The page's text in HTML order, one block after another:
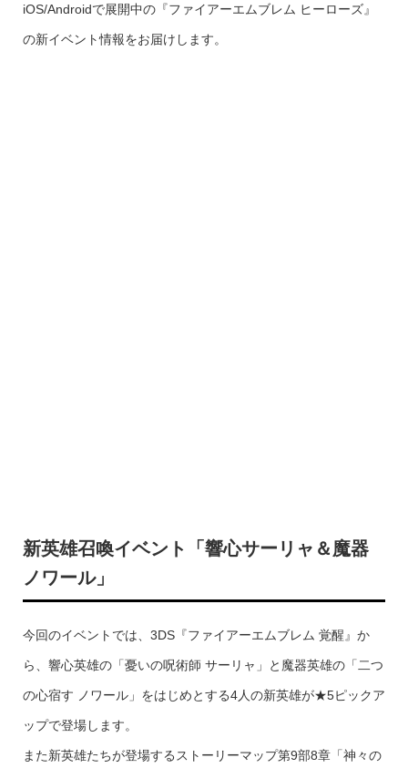
iOS/Androidで展開中の『ファイアーエムブレム ヒーローズ』
の新イベント情報をお届けします。
新英雄召喚イベント「響心サーリャ＆魔器
ノワール」
今回のイベントでは、3DS『ファイアーエムブレム 覚醒』か
ら、響心英雄の「憂いの呪術師 サーリャ」と魔器英雄の「二つ
の心宿す ノワール」をはじめとする4人の新英雄が★5ピックア
ップで登場します。
また新英雄たちが登場するストーリーマップ第9部8章「神々の